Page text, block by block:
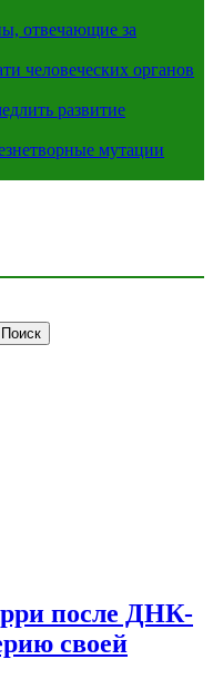
отвечающие за
человеческих органов
развитие
мутации
после ДНК-
своей